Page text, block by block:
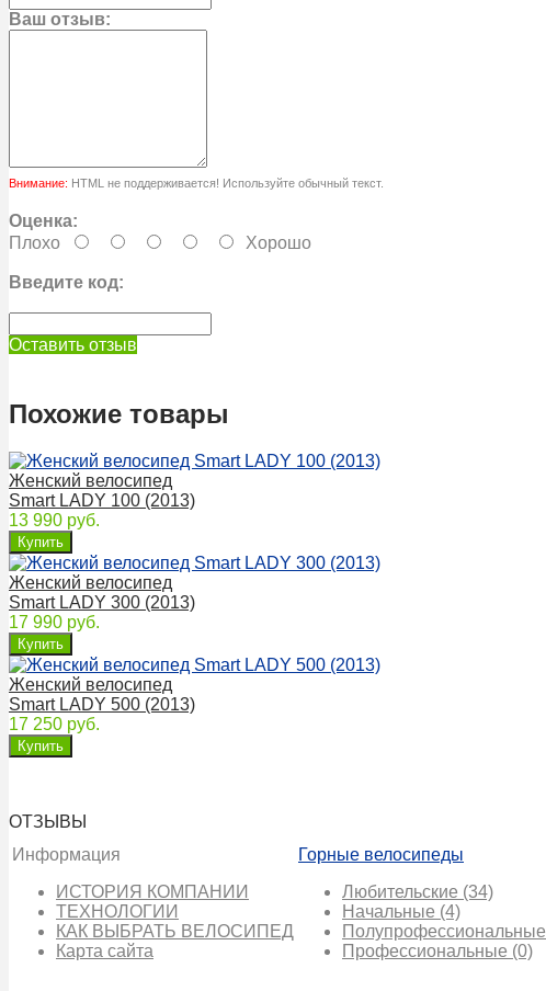
Ваш отзыв:
Внимание: HTML не поддерживается! Используйте обычный текст.
Оценка:
Плохо
Хорошо
Введите код:
Оставить отзыв
Похожие товары
Женский велосипед
Smart LADY 100 (2013)
13 990 руб.
Женский велосипед
Smart LADY 300 (2013)
17 990 руб.
Женский велосипед
Smart LADY 500 (2013)
17 250 руб.
ОТЗЫВЫ
Информация
ИСТОРИЯ КОМПАНИИ
ТЕХНОЛОГИИ
КАК ВЫБРАТЬ ВЕЛОСИПЕД
Карта сайта
Горные велосипеды
Любительские (34)
Начальные (4)
Полупрофессиональные
Профессиональные (0)